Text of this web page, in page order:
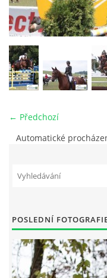
VIDEA
ODKAZY
CENÍK SLUŽEB
MORAVSKOSLEZSKÉM
NÁHRADNÍ TERMÍN
NEDOSTAVILI NA
ČLENOVÉ RYCHVALDU
← Předchozí
Automatické
POSLEDNÍ